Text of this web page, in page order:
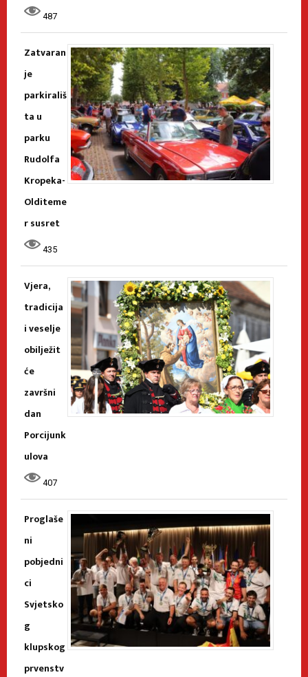
487
Zatvaran
je
parkirališ
ta u
parku
Rudolfa
Kropeka-
Olditeme
r susret
435
Vjera,
tradicija
i veselje
obilježit
će
završni
dan
Porcijunk
ulova
407
Proglaše
ni
pobjedni
ci
Svjetsko
g
klupskog
prvenstv